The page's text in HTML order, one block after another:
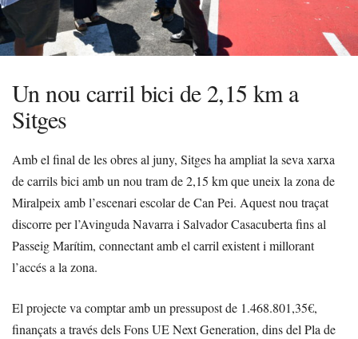
Un nou carril bici de 2,15 km a
Sitges
Amb el final de les obres al juny, Sitges ha ampliat la seva xarxa
de carrils bici amb un nou tram de 2,15 km que uneix la zona de
Miralpeix amb l’escenari escolar de Can Pei. Aquest nou traçat
discorre per l’Avinguda Navarra i Salvador Casacuberta fins al
Passeig Marítim, connectant amb el carril existent i millorant
l’accés a la zona.
El projecte va comptar amb un pressupost de 1.468.801,35€,
finançats a través dels Fons UE Next Generation, dins del Pla de